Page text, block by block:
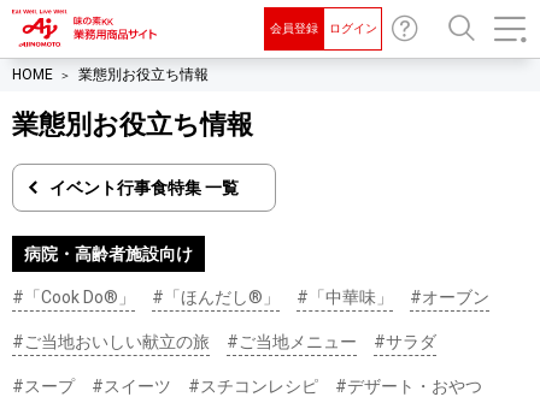
会員登録 ログイン
HOME 業態別お役立ち情報
業態別お役立ち情報
イベント行事食特集 一覧
病院・高齢者施設向け
#「Cook Do®」 #「ほんだし®」 #「中華味」 #オーブン
#ご当地おいしい献立の旅 #ご当地メニュー #サラダ
#スープ #スイーツ #スチコンレシピ #デザート・おやつ